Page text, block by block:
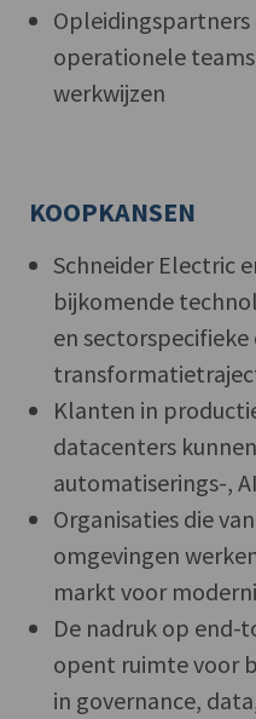
Opleidingspartners
operationele
werkwijzen
KOOPKANSEN
Schneider Electric
bijkomende
en
Klanten in
datacenters
automatiserings-,
Organisaties die
omgevingen
markt voor
De nadruk op
opent ruimte voor
in governance,